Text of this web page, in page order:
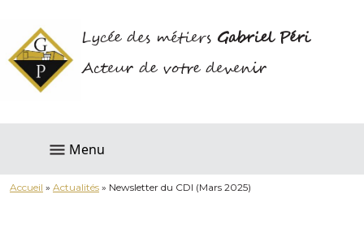
Lycée des métiers Gabriel Péri
Acteur de votre devenir
Menu
Accueil » Actualités » Newsletter du CDI (Mars 2025)